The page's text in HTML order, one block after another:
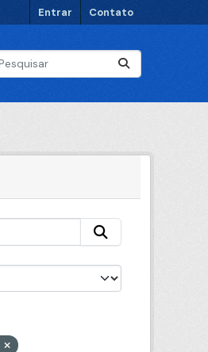
Entrar Contato